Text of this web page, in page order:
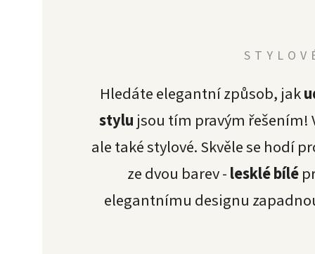
Hledáte elegantní způsob, jak
stylu jsou tím pravým řešením!
ale také stylové. Skvěle se hodí
ze dvou barev -lesklé bílé
elegantnímu designu